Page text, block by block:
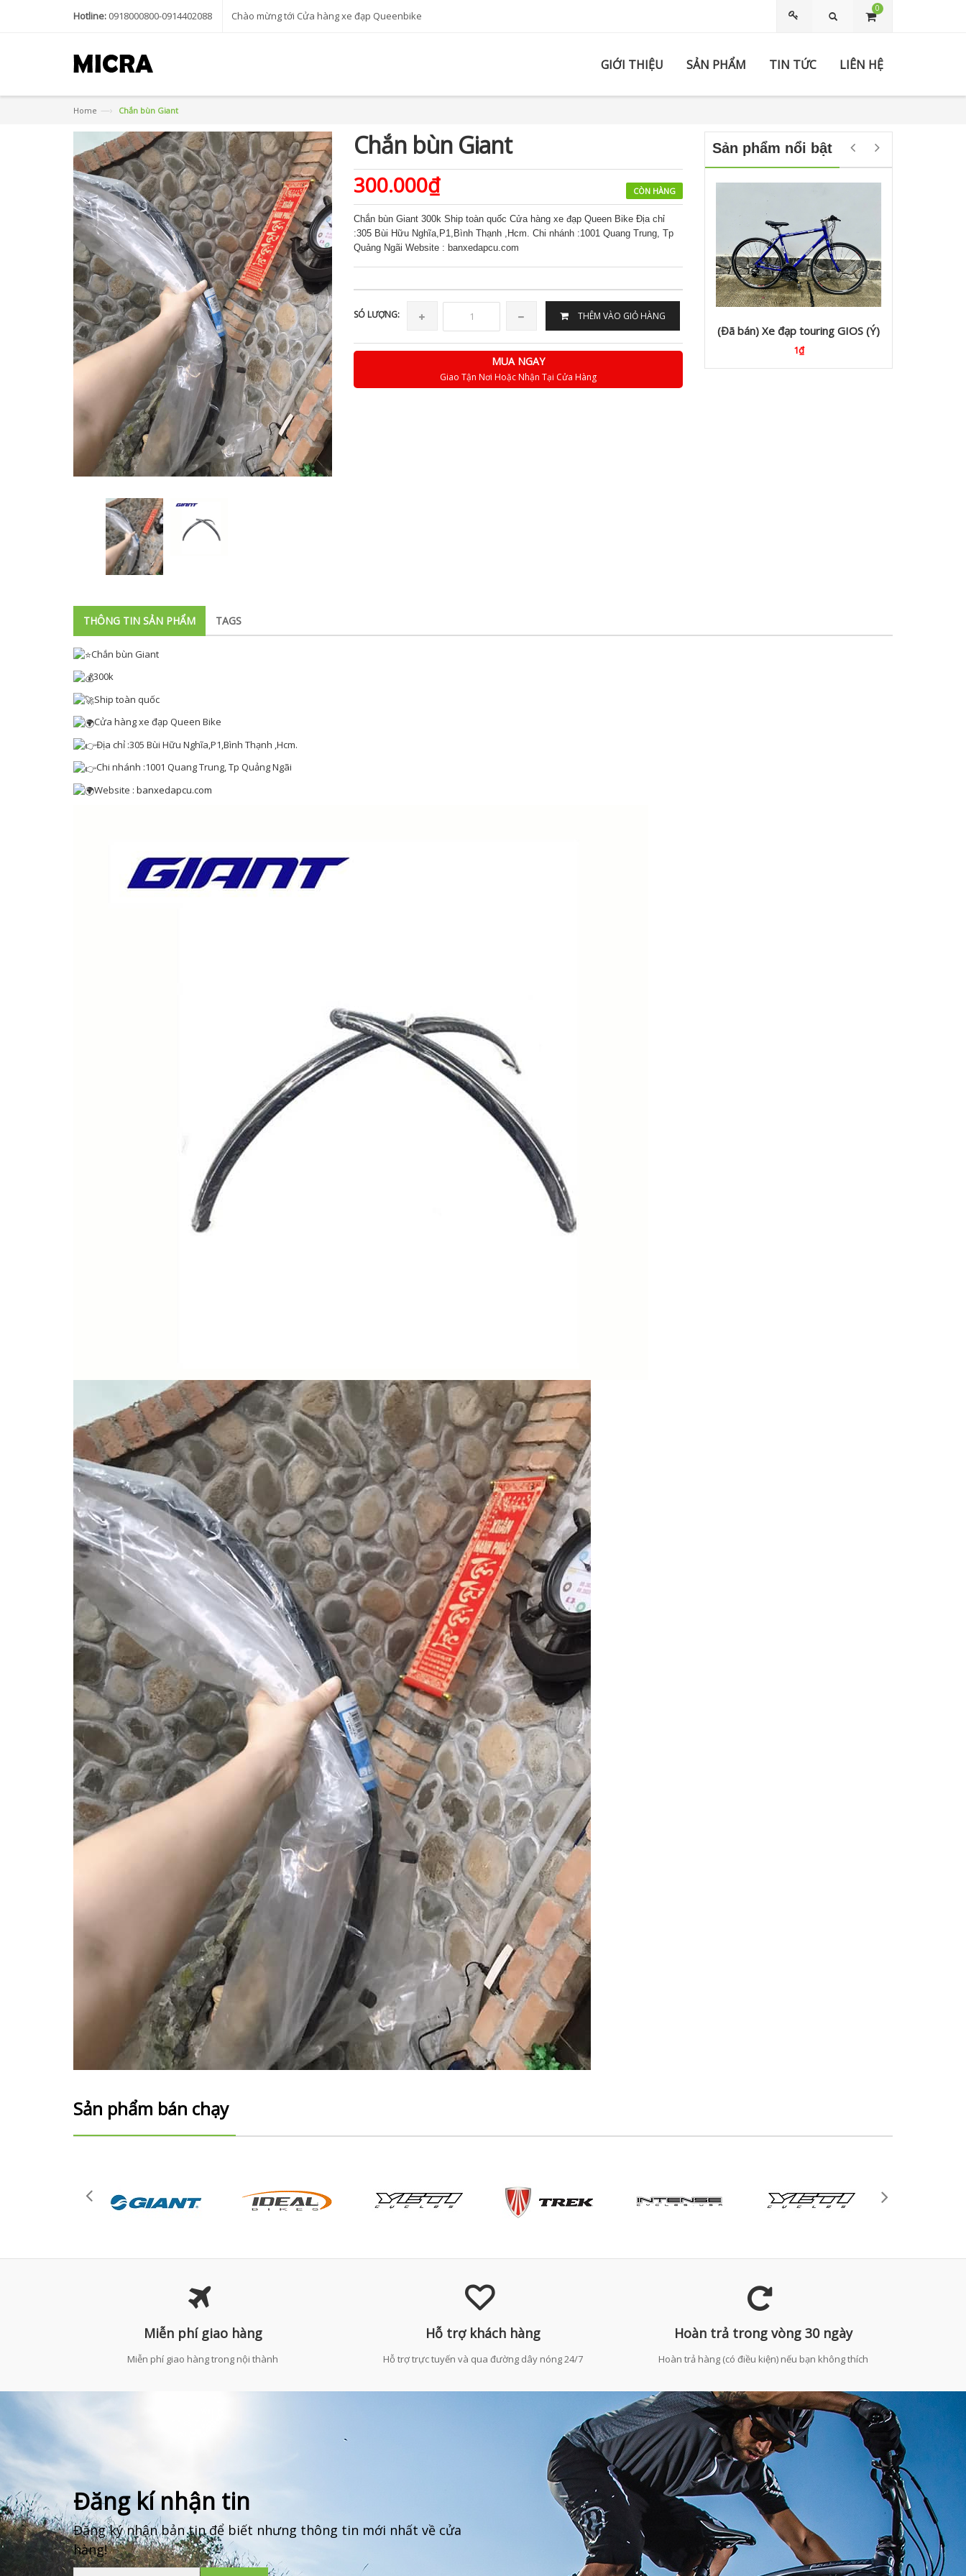
Hotline: 0918000800-0914402088 Chào mừng tới Cửa hàng xe đạp Queenbike
0
Tìm kiếm
GIỚI THIỆU SẢN PHẨM TIN TỨC LIÊN HỆ
Home —› Chắn bùn Giant
Chắn bùn Giant
CÒN HÀNG
300.000₫
Chắn bùn Giant 300k Ship toàn quốc Cửa hàng xe đạp Queen Bike Địa chỉ
:305 Bùi Hữu Nghĩa,P1,Bình Thạnh ,Hcm. Chi nhánh :1001 Quang Trung, Tp
Quảng Ngãi Website : banxedapcu.com
SÓ LƯỢNG: THÊM VÀO GIỎ HÀNG
MUA NGAY
Giao Tận Nơi Hoặc Nhận Tại Cửa Hàng
Sản phẩm nổi bật
(Đã bán) Xe đạp touring GIOS (Ý)
1₫
THÔNG TIN SẢN PHẨM TAGS
Chắn bùn Giant
300k
Ship toàn quốc
Cửa hàng xe đạp Queen Bike
Địa chỉ :305 Bùi Hữu Nghĩa,P1,Bình Thạnh ,Hcm.
Chi nhánh :1001 Quang Trung, Tp Quảng Ngãi
Website : banxedapcu.com
Sản phẩm bán chạy
Miễn phí giao hàng
Miễn phí giao hàng trong nội thành
Hỗ trợ khách hàng
Hỗ trợ trực tuyến và qua đường dây nóng 24/7
Hoàn trả trong vòng 30 ngày
Hoàn trả hàng (có điều kiện) nếu bạn không thích
Đăng kí nhận tin
Đăng ký nhận bản tin để biết nhưng thông tin mới nhất về cửa
hàng!